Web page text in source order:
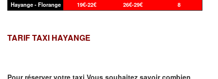
Hayange - Florange
19€-22€ 26€-29€ 8
TARIF TAXI HAYANGE